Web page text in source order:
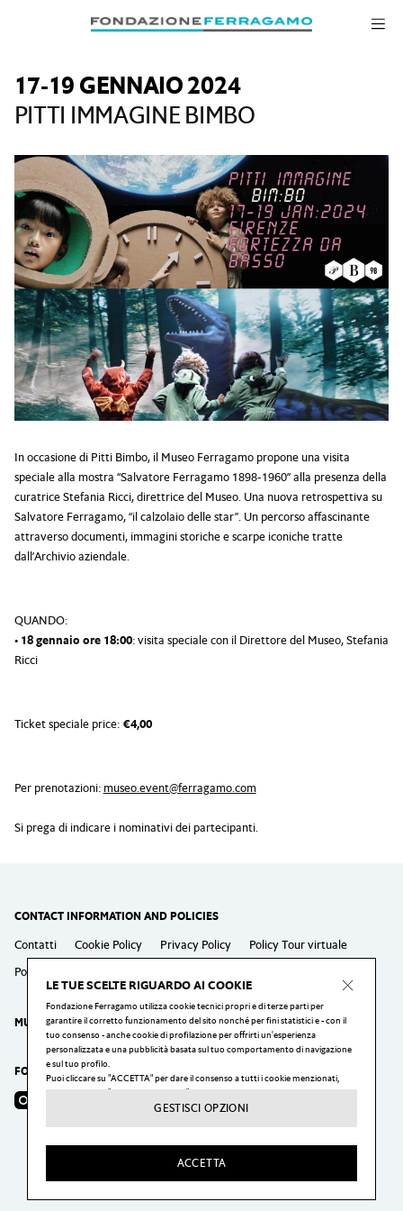
Salta alla navigazione
Salta al contenuto principale
Salta al piè di pagina
17-19 GENNAIO 2024
PITTI IMMAGINE BIMBO
In occasione di Pitti Bimbo, il Museo Ferragamo propone una visita
speciale alla mostra “Salvatore Ferragamo 1898-1960” alla presenza della
curatrice Stefania Ricci, direttrice del Museo. Una nuova retrospettiva su
Salvatore Ferragamo, “il calzolaio delle star”. Un percorso affascinante
attraverso documenti, immagini storiche e scarpe iconiche tratte
dall’Archivio aziendale.
QUANDO:
• 18 gennaio ore 18:00: visita speciale con il Direttore del Museo, Stefania
Ricci
Ticket speciale price: €4,00
Per prenotazioni: museo.event@ferragamo.com
Si prega di indicare i nominativi dei partecipanti.
LE TUE SCELTE RIGUARDO AI COOKIE
Fondazione Ferragamo utilizza cookie tecnici propri e di terze parti per
garantire il corretto funzionamento del sito nonché per fini statistici e - con il
tuo consenso - anche cookie di profilazione per offrirti un'esperienza
personalizzata e una pubblicità basata sul tuo comportamento di navigazione
e sul tuo profilo.
Puoi cliccare su "ACCETTA" per dare il consenso a tutti i cookie menzionati,
puoi cliccare su "GESTISCI OPZIONI" per configurare le tue scelte, o cliccare sul
pulsante "X" per rifiutare tutti i cookie oggetto del tuo consenso.
Per maggiori informazioni visita la nostra Privacy & Cookie Policy
GESTISCI OPZIONI
ACCETTA
CONTACT INFORMATION AND POLICIES
Contatti Cookie Policy Privacy Policy
Policy Tour virtuale
Policy Laboratori
MUSEO SALVATORE FERRAGAMO
FOLLOW US
2026Fondazione Ferragamo —